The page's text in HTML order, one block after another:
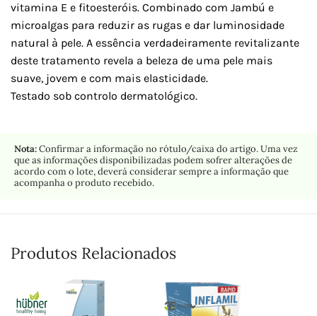
vitamina E e fitoesteróis. Combinado com Jambú e
microalgas para reduzir as rugas e dar luminosidade
natural à pele. A essência verdadeiramente revitalizante
deste tratamento revela a beleza de uma pele mais
suave, jovem e com mais elasticidade.
Testado sob controlo dermatológico.
Nota:Confirmar a informação no rótulo/caixa do artigo. Uma vez
que as informações disponibilizadas podem sofrer alterações de
acordo com o lote, deverá considerar sempre a informação que
acompanha o produto recebido.
Produtos Relacionados